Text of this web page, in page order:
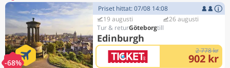
-68%
Priset hittat: 07/08 14:08
19 augusti
Göteborg
Edinburgh
26 augusti
2 778 kr
902 kr